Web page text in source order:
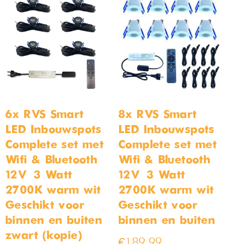
Vloerlamp met 2 lampen –
Op voorraad
189,99
Bamled 1-Fase Railverlichting
€209,99 €159,99